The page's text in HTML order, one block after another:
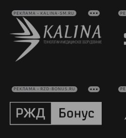
РЕКЛАМА • KALINA-SM.RU
РЕКЛАМА • RZD-BONUS.RU